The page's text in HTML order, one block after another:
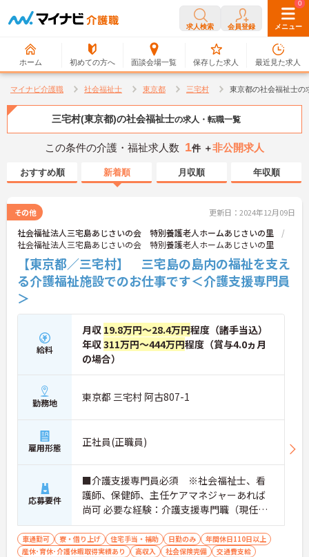
求人検索 会員登録 メニュー
ホーム 初めての方へ 面談会場一覧
0
保存した求人
0
最近見た求人
マイナビ介護職 社会福祉士 東京都 三宅村 東京都の社会福祉士の
三宅村(東京都)の社会福祉士の求人・転職一覧
この条件の介護・福祉求人数 1件 ＋非公開求人
おすすめ順 新着順 月収順 年収順
その他 更新日：2024年12月09日
社会福祉法人三宅島あじさいの会 特別養護老人ホームあじさいの里
社会福祉法人三宅島あじさいの会 特別養護老人ホームあじさいの里
【東京都／三宅村】 三宅島の島内の福祉を支え
る介護福祉施設でのお仕事です＜介護支援専門員
＞
給料
月収 19.8万円～28.4万円程度（諸手当込）
年収311万円～444万円程度（賞与4.0ヵ月
の場合）
勤務地 東京都 三宅村 阿古807-1
雇用形態 正社員(正職員)
応募要件
■介護支援専門員必須 ※社会福祉士、看
護師、保健師、主任ケアマネジャーあれば
尚可 必要な経験：介護支援専門職（現任研
修修了） ※普通自動車運転免許（AT限定
可）あれば尚可
車通勤可 寮・借り上げ 住宅手当・補助 日勤のみ
年間休日110日以上
産休･育休･介護休暇取得実績あり
高収入 社会保険完備
交通費支給